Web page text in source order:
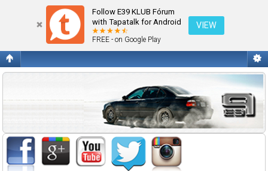
Follow E39 KLUB Fórum
with Tapatalk for Android
FREE - on Google Play
VIEW
Belépés